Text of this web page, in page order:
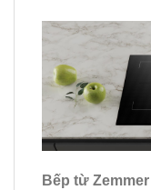
Bếp từ